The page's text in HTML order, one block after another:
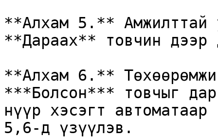
**Алхам 5.** Амжилттай
**Дараах** товчин
**Алхам 6.**
***Болсон*** товчыг
нүүр хэсэгт
5,6-д үзүүлэв.